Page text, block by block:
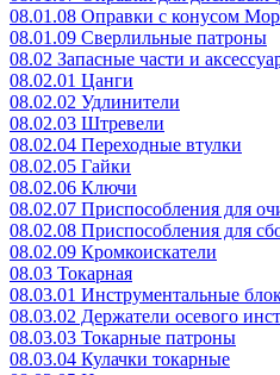
08.01.08 Оправки с конусом
08.01.09 Сверлильные патроны
08.02 Запасные части и
08.02.01 Цанги
08.02.02 Удлинители
08.02.03 Штревели
08.02.04 Переходные втулки
08.02.05 Гайки
08.02.06 Ключи
08.02.07 Приспособления для
08.02.08 Приспособления для
08.02.09 Кромкоискатели
08.03 Токарная
08.03.01 Инструментальные
08.03.02 Держатели осевого
08.03.03 Токарные патроны
08.03.04 Кулачки токарные